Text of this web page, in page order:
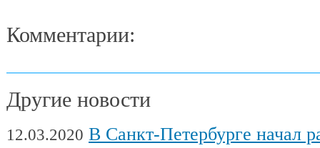
Комментарии:
Другие новости
12.03.2020 В Санкт-Петербурге начал работу